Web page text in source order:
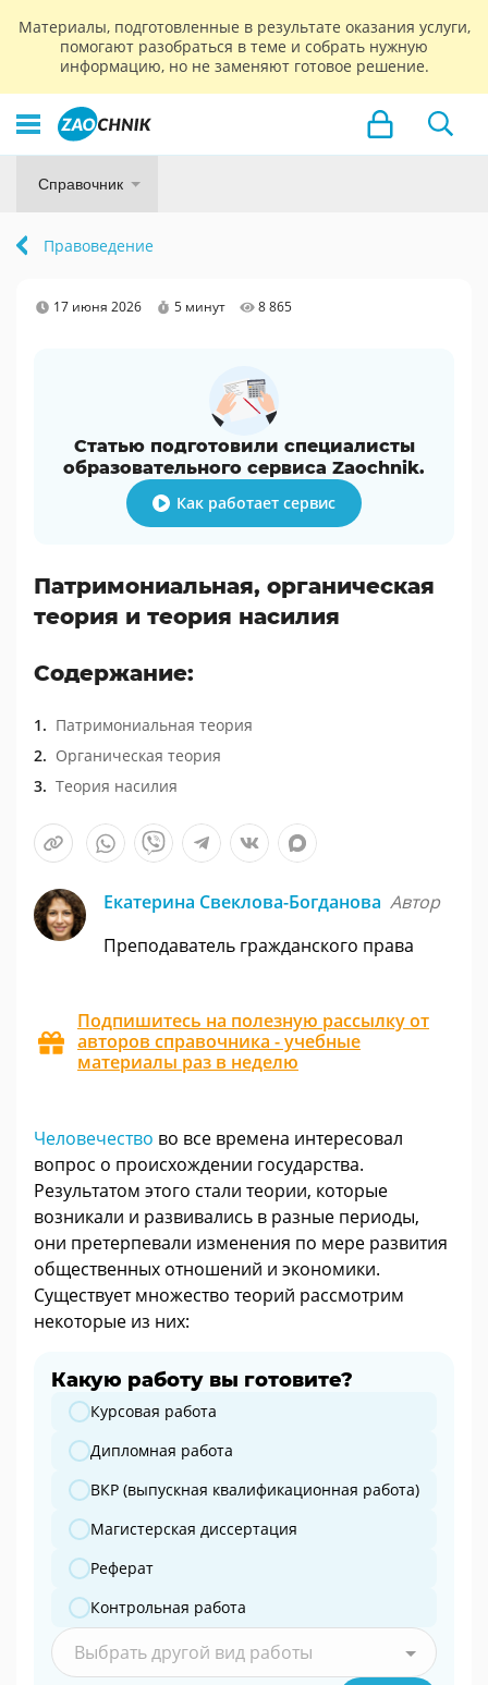
Материалы, подготовленные в результате оказания услуги,
помогают разобраться в теме и собрать нужную
информацию, но не заменяют готовое решение.
Справочник
Правоведение
17 июня 2026 5 минут 8 865
Статью подготовили специалисты
образовательного сервиса Zaochnik.
Как работает сервис
Патримониальная, органическая
теория и теория насилия
Содержание:
Патримониальная теория
Органическая теория
Теория насилия
Екатерина Свеклова-Богданова Автор
Преподаватель гражданского права
Подпишитесь на полезную рассылку от
авторов справочника - учебные
материалы раз в неделю
Человечество во все времена интересовал
вопрос о происхождении государства.
Результатом этого стали теории, которые
возникали и развивались в разные периоды,
они претерпевали изменения по мере развития
общественных отношений и экономики.
Существует множество теорий рассмотрим
некоторые из них:
Какую работу вы готовите?
Какую работу вы готовите?
Курсовая работа
Дипломная работа
ВКР (выпускная квалификационная работа)
Магистерская диссертация
Реферат
Контрольная работа
Выбрать другой вид работы